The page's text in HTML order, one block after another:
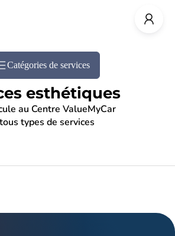
Catégories de services
esthétiques
au Centre ValueMyCar
types de services